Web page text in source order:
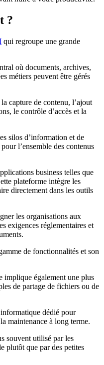
?
qui regroupe une grande
où documents, archives,
métiers peuvent être gérés
capture de contenu, l’ajout
le contrôle d’accès et la
silos d’information et de
l’ensemble des contenus
business telles que
plateforme intègre les
directement dans les outils
les organisations aux
exigences réglementaires et
de fonctionnalités et son
implique également une plus
de partage de fichiers ou de
dédié pour
maintenance à long terme.
souvent utilisé par les
plutôt que par des petites